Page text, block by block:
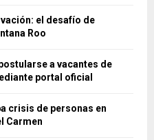
el desafío de
Roo
a vacantes de
portal oficial
crisis de personas en
Carmen